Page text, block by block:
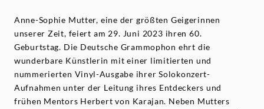
Anne-Sophie Mutter, eine der größten Geigerinnen
unserer Zeit, feiert am 29. Juni 2023 ihren 60.
Geburtstag. Die Deutsche Grammophon ehrt die
wunderbare Künstlerin mit einer limitierten und
nummerierten Vinyl-Ausgabe ihrer Solokonzert-
Aufnahmen unter der Leitung ihres Entdeckers und
frühen Mentors Herbert von Karajan. Neben Mutters